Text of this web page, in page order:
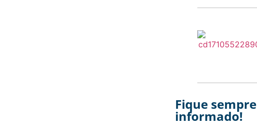
Fique
informado!